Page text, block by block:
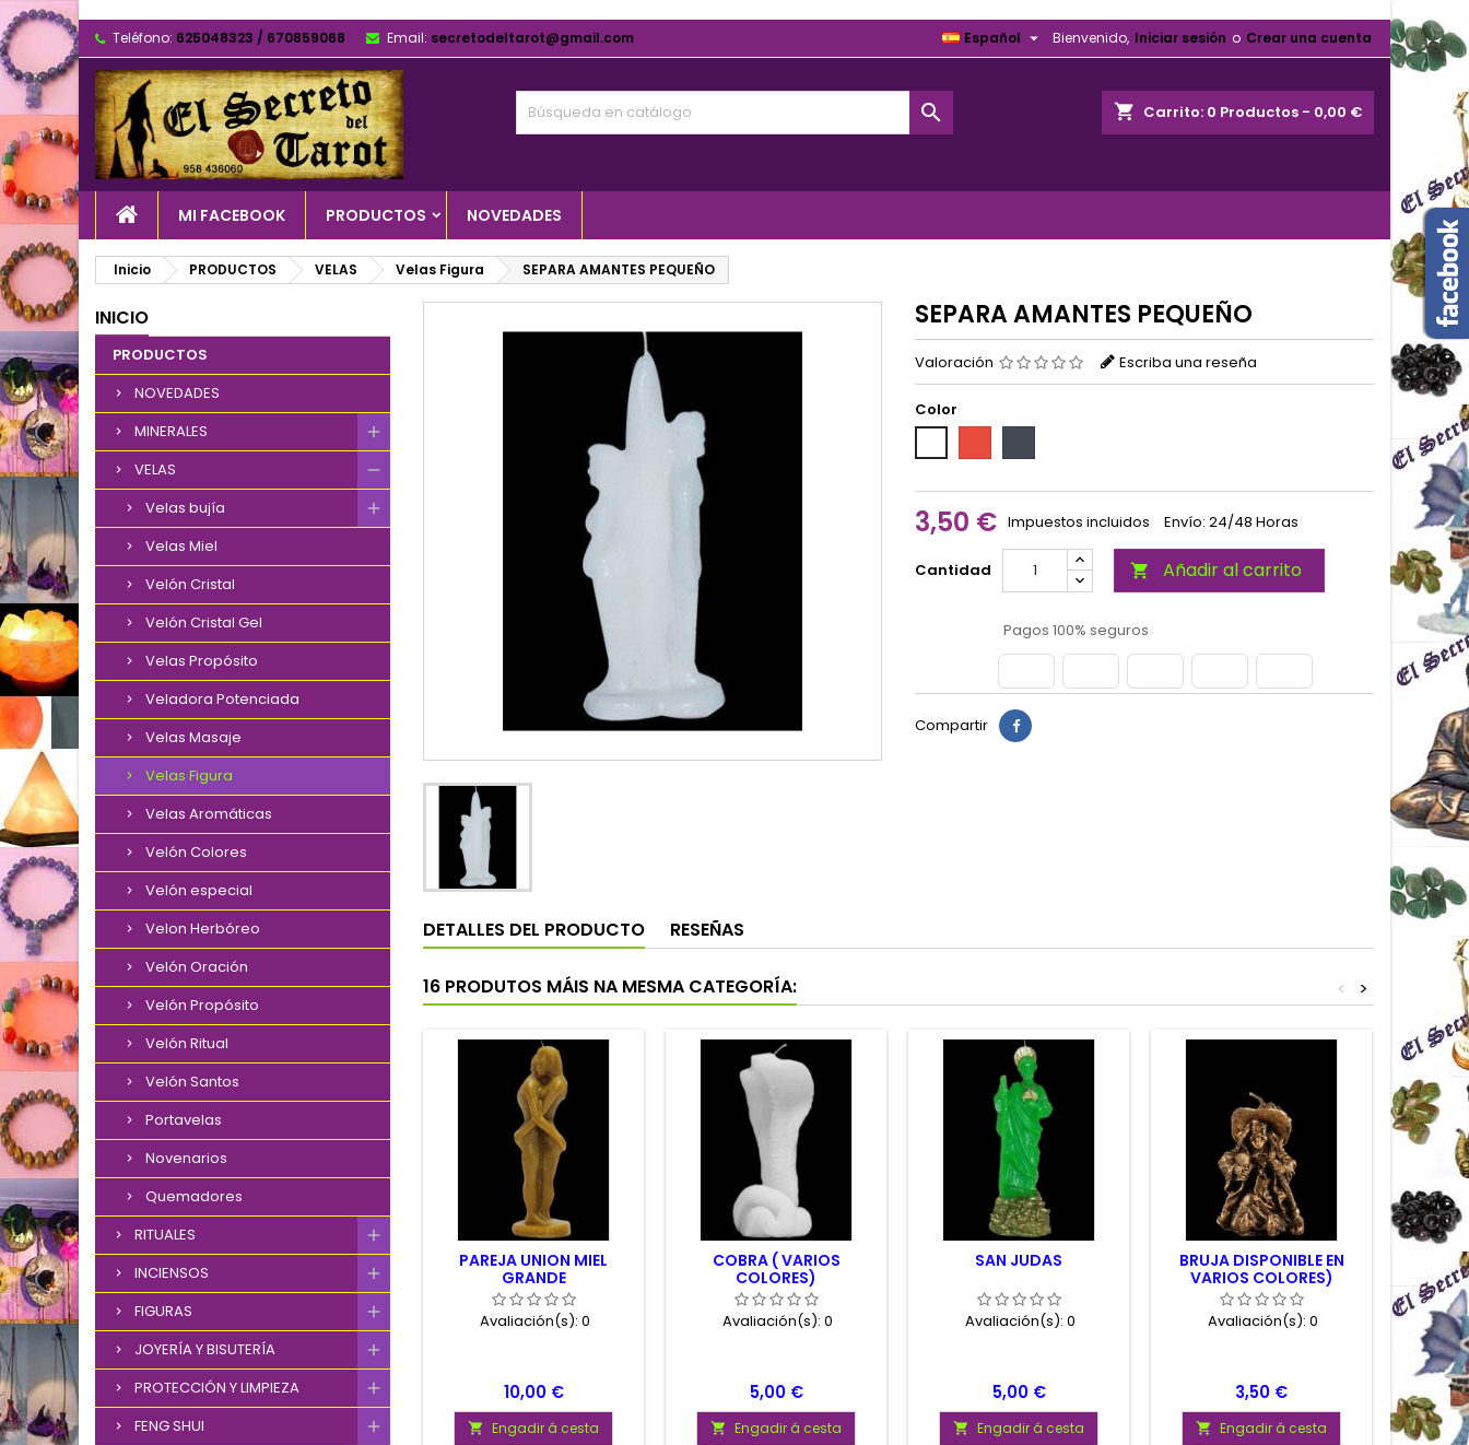
Teléfono: 625048323 / 670859068 Email: secretodeltarot@gmail.com Bienvenido, Iniciar sesión o Crear una cuenta
Español 
shopping_cart Carrito: 0 Productos - 0,00 €

MI FACEBOOK PRODUCTOS NOVEDADES
Inicio PRODUCTOS VELAS Velas Figura SEPARA AMANTES PEQUEÑO
INICIO
PRODUCTOS
NOVEDADES
MINERALES
VELAS
Velas bujía
Velas Miel
Velón Cristal
Velón Cristal Gel
Velas Propósito
Veladora Potenciada
Velas Masaje
Velas Figura
Velas Aromáticas
Velón Colores
Velón especial
Velon Herbóreo
Velón Oración
Velón Propósito
Velón Ritual
Velón Santos
Portavelas
Novenarios
Quemadores
RITUALES
INCIENSOS
FIGURAS
JOYERÍA Y BISUTERÍA
PROTECCIÓN Y LIMPIEZA
FENG SHUI
SEPARA AMANTES PEQUEÑO
Valoración Escriba una reseña
Color
3,50 € Impuestos incluidos Envío: 24/48 Horas
Cantidad  Añadir al carrito
Pagos 100% seguros
Compartir
DETALLES DEL PRODUCTO RESEÑAS
16 PRODUTOS MÁIS NA MESMA CATEGORÍA: >
<
PAREJA UNION MIEL
GRANDE
Avaliación(s): 0
Prezo
10,00 €
 Engadir á cesta
COBRA ( VARIOS
COLORES)
Avaliación(s): 0
Prezo
5,00 €
 Engadir á cesta
SAN JUDAS
Avaliación(s): 0
Prezo
5,00 €
 Engadir á cesta
BRUJA DISPONIBLE EN
VARIOS COLORES)
Avaliación(s): 0
Prezo
3,50 €
 Engadir á cesta 